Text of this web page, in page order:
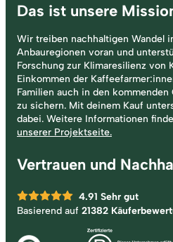
Das ist unsere
Wir treiben nachhaltigen Wandel
Anbauregionen voran und
Forschung zur Klimaresilienz von
Einkommen der
Familien auch in den kommenden
zu sichern. Mit deinem Kauf
dabei. Weitere Informationen
unserer Projektseite.
Vertrauen und
4.91 Sehr gut
Basierend auf 21382